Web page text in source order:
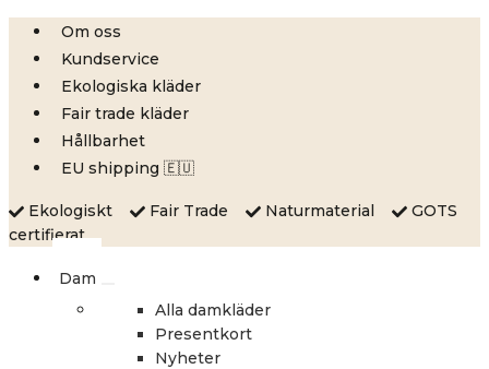
Skip
content
Om oss
Kundservice
Ekologiska kläder
Fair trade kläder
Hållbarhet
EU shipping 🇪🇺
Ekologiskt Fair Trade Naturmaterial
GOTS
certifierat
Dam
Alla damkläder
Presentkort
Nyheter